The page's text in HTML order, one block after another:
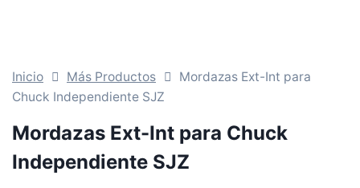
Inicio Más Productos
Mordazas Ext-Int para
Chuck Independiente SJZ
Mordazas Ext-Int para Chuck
Independiente SJZ